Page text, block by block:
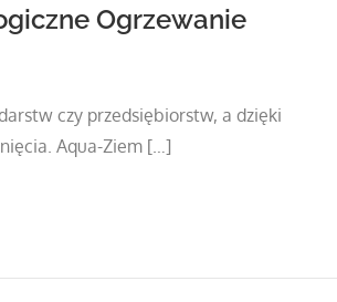
Ogrzewanie
czy przedsiębiorstw, a dzięki
Aqua-Ziem […]